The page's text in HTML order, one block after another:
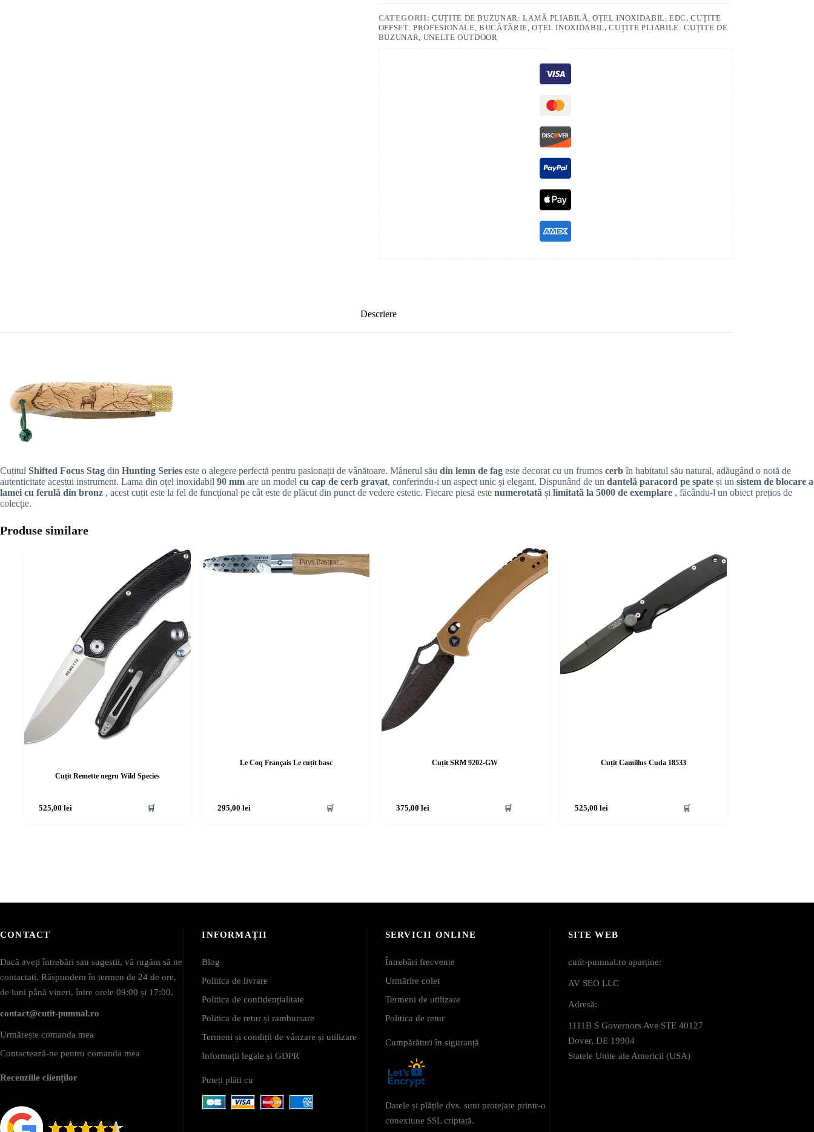
CATEGORII: CUȚITE DE BUZUNAR: LAMĂ PLIABILĂ, OȚEL INOXIDABIL, EDC,CUȚITE
OFFSET: PROFESIONALE, BUCĂTĂRIE, OȚEL INOXIDABIL,CUȚITE PLIABILE: CUȚITE DE
BUZUNAR, UNELTE OUTDOOR
Descriere
Cuțitul Shifted Focus Stag din Hunting Series este o alegere perfectă pentru pasionații de vânătoare. Mânerul său din lemn de fag este decorat cu un frumos cerbîn habitatul său natural, adăugând o notă de
autenticitate acestui instrument. Lama din oțel inoxidabil 90 mm are un model cu cap de cerb gravat, conferindu-i un aspect unic și elegant. Dispunând de un dantelă paracord pe spate și un sistem de blocare a
lamei cu ferulă din bronz , acest cuțit este la fel de funcțional pe cât este de plăcut din punct de vedere estetic. Fiecare piesă este numerotată și limitată la 5000 de exemplare , făcându-l un obiect prețios de
colecție.
Produse similare
Cuțit Remette negru Wild Species
525,00lei 🛒
Le Coq Français Le cuțit basc
295,00lei 🛒
Cuțit SRM 9202-GW
375,00 lei 🛒
Cuțit Camillus Cuda 18533
525,00 lei 🛒
CONTACT
Dacă aveți întrebări sau sugestii, vă rugăm să ne
contactați. Răspundem în termen de 24 de ore,
de luni până vineri, între orele 09:00 și 17:00.
contact@cutit-pumnal.ro
Urmărește comanda mea
Contactează-ne pentru comanda mea
Recenziile clienților
INFORMAȚII
Blog
Politica de livrare
Politica de confidențialitate
Politica de retur și rambursare
Termeni și condiții de vânzare și utilizare
Informații legale și GDPR
Puteți plăti cu
SERVICII ONLINE
Întrebări frecvente
Urmărire colet
Termeni de utilizare
Politica de retur
Cumpărături în siguranță
Datele și plățile dvs. sunt protejate printr-o
conexiune SSL criptată.
SITE WEB
cutit-pumnal.ro aparține:
AV SEO LLC
Adresă:
1111B S Governors Ave STE 40127
Dover, DE 19904
Statele Unite ale Americii (USA)